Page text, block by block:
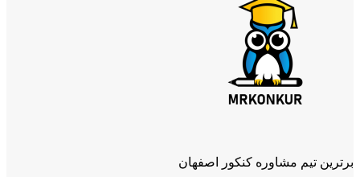
برترین تیم مشاوره کنکور اصفهان